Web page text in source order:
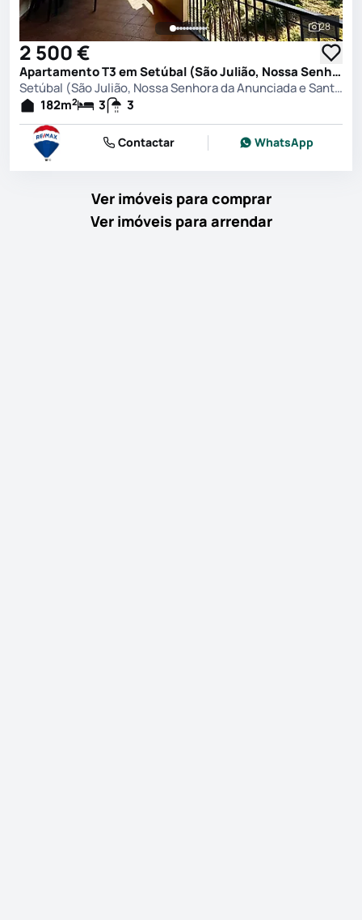
Ver
28
2 500 €
Apartamento T3 em Setúbal (São Julião, Nossa Senhora da Anunciada e Santa Maria da Graça), Setúbal
Setúbal (São Julião, Nossa Senhora da Anunciada e Santa Maria da Graça), Setúbal
182m2 3 3
Contactar WhatsApp
Ver imóveis para comprar
Ver imóveis para arrendar